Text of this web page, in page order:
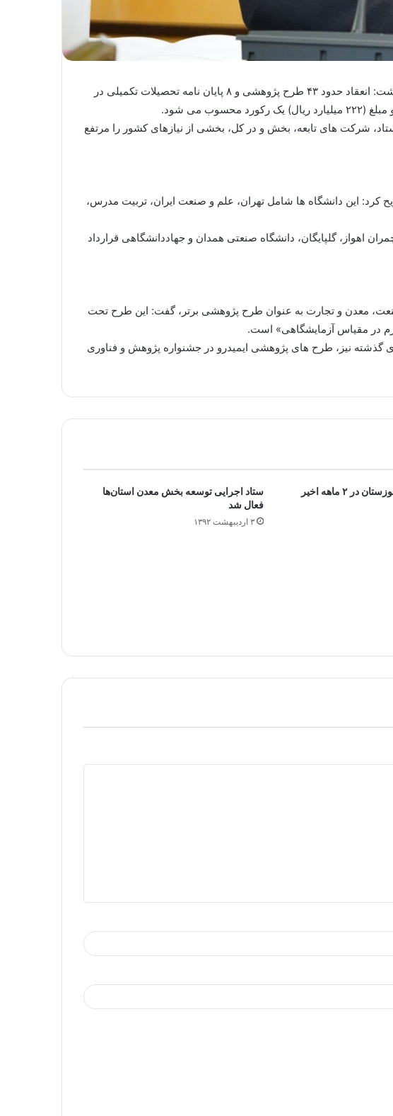
به گزارش روابط عمومی ایمیدرو، غلامرضا ملاطاهری به مناسبت هفته پژوهش ضمن بیان این مطلب اظهار داشت: انعقاد حدود ۴۳ طرح پژوهشی و ۸ پایان نامه تحصیلات تکمیلی در
شرکت های تابعه، بخش و در کل، بخشی از نیازهای کشور را مرتفع
قرارداد پژوهشی با ۱۵ دانشگاه و مرکز پژوهشی تصریح کرد: این دانشگاه ها شامل تهران، علم و صنعت ایران، تربیت مدرس،
اهواز، گلپایگان، دانشگاه صنعتی همدان و جهاددانشگاهی قرارداد
معدن و تجارت به عنوان طرح پژوهشی برتر، گفت: این طرح تحت
در مقیاس آزمایشگاهی» است.
گذشته نیز، طرح های پژوهشی ایمیدرو در جشنواره پژوهش و فناوری
۲ ماهه اخیر
ستاد اجرایی توسعه بخش معدن استان‌ها
فعال شد
۳ اردیبهشت ۱۳۹۲